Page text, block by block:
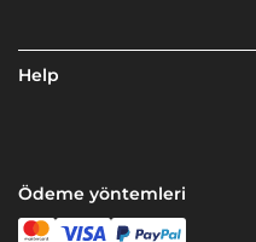
Help
Ödeme yöntemleri